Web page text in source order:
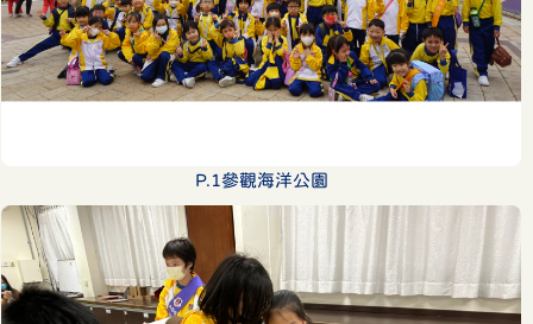
P.1參觀海洋公園